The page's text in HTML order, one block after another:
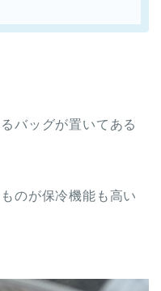
バッグが置いてある
のが保冷機能も高い